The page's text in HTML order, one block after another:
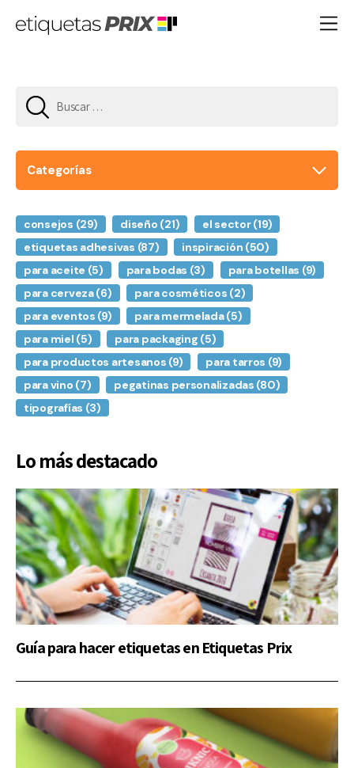
Buscar:
Categorías
consejos (29) diseño (21) el sector(19)
etiquetas adhesivas (87) inspiración (50)
para aceite (5) para bodas (3) para botellas (9)
para cerveza(6) para cosméticos (2)
para eventos (9) para mermelada(5)
para miel (5) para packaging (5)
para productos artesanos (9) para tarros (9)
para vino (7) pegatinas personalizadas (80)
tipografías (3)
Lo más destacado
Guía para hacer etiquetas en Etiquetas Prix